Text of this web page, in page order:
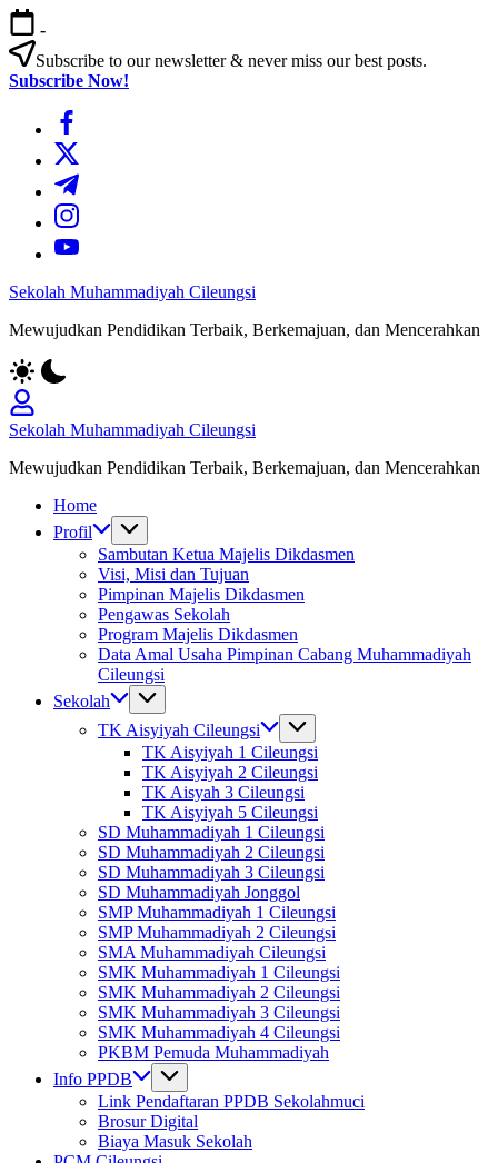
Skip
to
content
-
Subscribe to our newsletter & never miss our best posts.
Subscribe Now!
https://www.facebook.com/
https://twitter.com/
https://t.me/
https://www.instagram.com/
https://youtube.com/
Sekolah Muhammadiyah Cileungsi
Mewujudkan Pendidikan Terbaik, Berkemajuan, dan Mencerahkan
Sekolah Muhammadiyah Cileungsi
Mewujudkan Pendidikan Terbaik, Berkemajuan, dan Mencerahkan
Home
Profil
Sambutan Ketua Majelis Dikdasmen
Visi, Misi dan Tujuan
Pimpinan Majelis Dikdasmen
Pengawas Sekolah
Program Majelis Dikdasmen
Data Amal Usaha Pimpinan Cabang Muhammadiyah
Cileungsi
Sekolah
TK Aisyiyah Cileungsi
TK Aisyiyah 1 Cileungsi
TK Aisyiyah 2 Cileungsi
TK Aisyah 3 Cileungsi
TK Aisyiyah 5 Cileungsi
SD Muhammadiyah 1 Cileungsi
SD Muhammadiyah 2 Cileungsi
SD Muhammadiyah 3 Cileungsi
SD Muhammadiyah Jonggol
SMP Muhammadiyah 1 Cileungsi
SMP Muhammadiyah 2 Cileungsi
SMA Muhammadiyah Cileungsi
SMK Muhammadiyah 1 Cileungsi
SMK Muhammadiyah 2 Cileungsi
SMK Muhammadiyah 3 Cileungsi
SMK Muhammadiyah 4 Cileungsi
PKBM Pemuda Muhammadiyah
Info PPDB
Link Pendaftaran PPDB Sekolahmuci
Brosur Digital
Biaya Masuk Sekolah